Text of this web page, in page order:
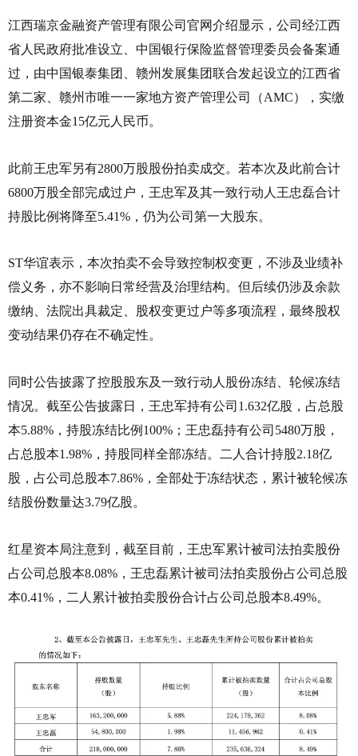
江西瑞京金融资产管理有限公司官网介绍显示，公司经江西
省人民政府批准设立、中国银行保险监督管理委员会备案通
过，由中国银泰集团、赣州发展集团联合发起设立的江西省
第二家、赣州市唯一一家地方资产管理公司（AMC），实缴
注册资本金15亿元人民币。
此前王忠军另有2800万股股份拍卖成交。若本次及此前合计
6800万股全部完成过户，王忠军及其一致行动人王忠磊合计
持股比例将降至5.41%，仍为公司第一大股东。
ST华谊表示，本次拍卖不会导致控制权变更，不涉及业绩补
偿义务，亦不影响日常经营及治理结构。但后续仍涉及余款
缴纳、法院出具裁定、股权变更过户等多项流程，最终股权
变动结果仍存在不确定性。
同时公告披露了控股股东及一致行动人股份冻结、轮候冻结
情况。截至公告披露日，王忠军持有公司1.632亿股，占总股
本5.88%，持股冻结比例100%；王忠磊持有公司5480万股，
占总股本1.98%，持股同样全部冻结。二人合计持股2.18亿
股，占公司总股本7.86%，全部处于冻结状态，累计被轮候冻
结股份数量达3.79亿股。
红星资本局注意到，截至目前，王忠军累计被司法拍卖股份
占公司总股本8.08%，王忠磊累计被司法拍卖股份占公司总股
本0.41%，二人累计被拍卖股份合计占公司总股本8.49%。